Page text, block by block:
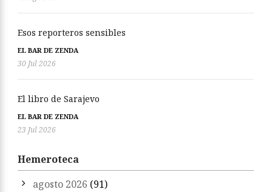
Esos reporteros sensibles
EL BAR DE ZENDA
30 Jul 2026
El libro de Sarajevo
EL BAR DE ZENDA
23 Jul 2026
Hemeroteca
agosto 2026 (91)